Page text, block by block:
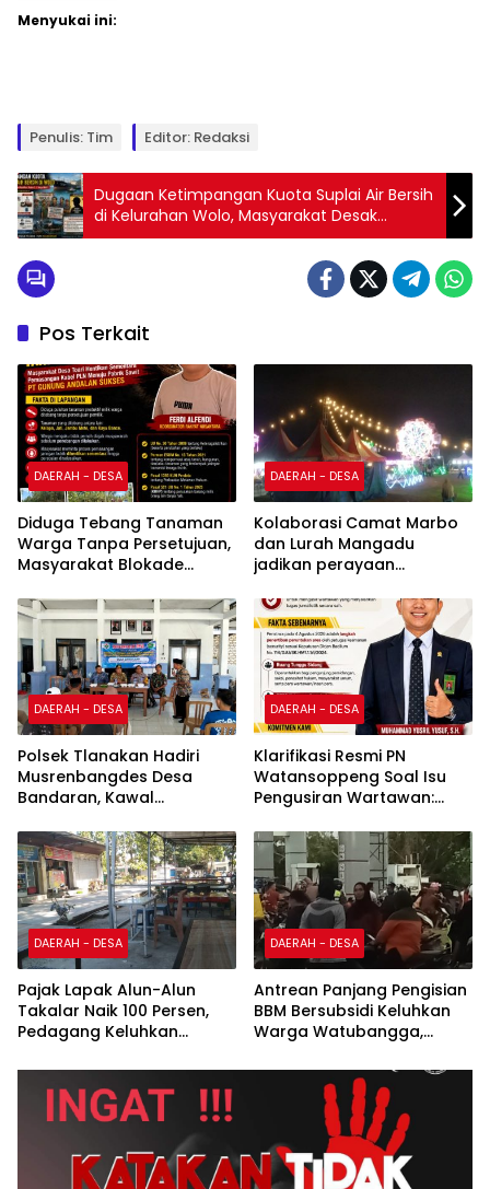
Menyukai ini:
Penulis: Tim Editor: Redaksi
Dugaan Ketimpangan Kuota Suplai Air Bersih
di Kelurahan Wolo, Masyarakat Desak
Keadilan
Pos Terkait
DAERAH - DESA
Diduga Tebang Tanaman
Warga Tanpa Persetujuan,
Masyarakat Blokade
Menuju PKS PT Gunung
Andalan Sukses
DAERAH - DESA
Kolaborasi Camat Marbo
dan Lurah Mangadu
jadikan perayaan
penggerak ekonomi lokal
DAERAH - DESA
Polsek Tlanakan Hadiri
Musrenbangdes Desa
Bandaran, Kawal
Pembangunan Tepat
Sasaran
DAERAH - DESA
Klarifikasi Resmi PN
Watansoppeng Soal Isu
Pengusiran Wartawan:
Penertiban Fasilitas PTSP
DAERAH - DESA
Pajak Lapak Alun-Alun
Takalar Naik 100 Persen,
Pedagang Keluhkan
DAERAH - DESA
Antrean Panjang Pengisian
BBM Bersubsidi Keluhkan
Warga Watubangga,
Kendaraan Bertangki
Modifikasi